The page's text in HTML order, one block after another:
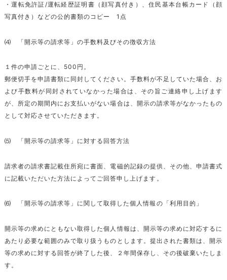
・運転免許証/運転経歴証明書（顔写真付き）、住民基本台帳カード（顔
写真付き）などの公的書類のコピー 1点
⑷ 「開示等の請求等」の手数料及びその徴収方法
１件の申請ごとに、500円。
郵便切手を申請書類に同封してください。手数料が不足していた場合、お
よび手数料が同封されていなかった場合は、その旨ご連絡申し上げます
が、所定の期間内にお支払いがない場合は、開示の請求等がなかったもの
として対応させていただきます。
⑸ 「開示等の請求等」に対する回答方法
請求者の請求書記載住所宛に書面、電磁的記録の提供、その他、申請書式
に記載いただいた方法によってご回答申し上げます。
⑹ 「開示等の請求等」に関して取得した個人情報の「利用目的」
開示等の求めにともない取得した個人情報は、開示等の求めに対応するに
あたり必要な範囲のみで取り扱うものとします。提出された書類は、開示
等の求めに対する回答が終了した後、２年間保存し、その後破棄いたしま
す。